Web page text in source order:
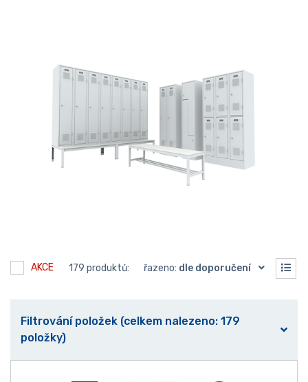
AKCE 179 produktů: řazeno: dle doporučení
Filtrování položek (celkem nalezeno: 179
položky)